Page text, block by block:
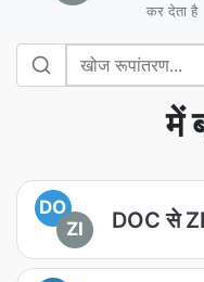
कर देता है
में
DO
ZI
DOC से